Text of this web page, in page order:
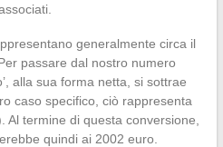
generalmente circa il
Per passare dal nostro numero
alla sua forma netta, si sottrae
caso specifico, ciò rappresenta
termine di questa conversione,
quindi ai 2002 euro.